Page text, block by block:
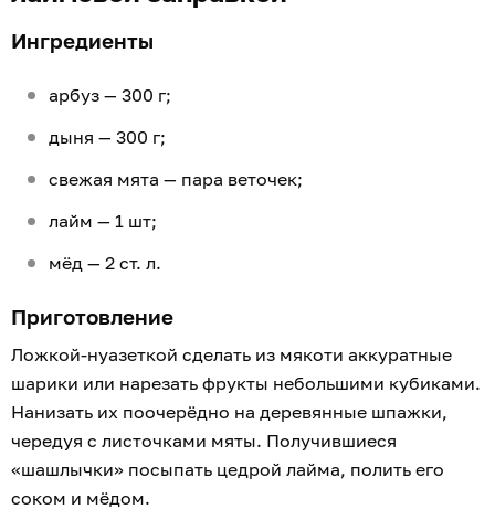
Ингредиенты
арбуз — 300 г;
дыня — 300 г;
свежая мята — пара веточек;
лайм — 1 шт;
мёд — 2 ст. л.
Приготовление
Ложкой-нуазеткой сделать из мякоти аккуратные
шарики или нарезать фрукты небольшими кубиками.
Нанизать их поочерёдно на деревянные шпажки,
чередуя с листочками мяты. Получившиеся
«шашлычки» посыпать цедрой лайма, полить его
соком и мёдом.